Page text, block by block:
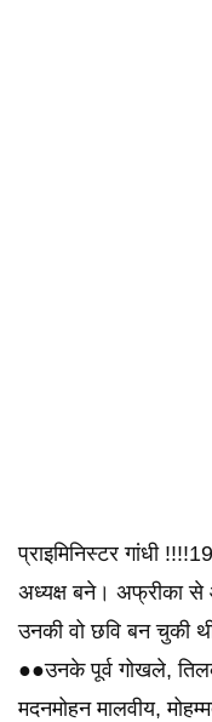
प्राइमिनिस्टर गांधी
अध्यक्ष बने। अफ्रीका
उनकी वो छवि बन चुकी
●●उनके पूर्व गोखले,
मदनमोहन मालवीय,